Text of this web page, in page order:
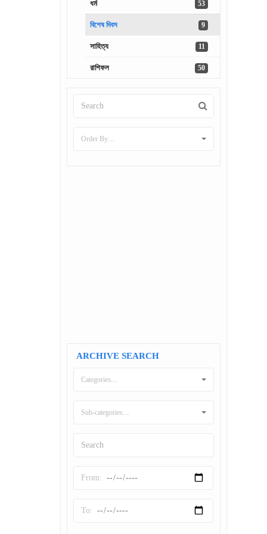
ধর্ম 53
বিশেষ দিবস 9
সাহিত্য 11
রাশিফল 50
Order By....
ARCHIVE SEARCH
Categories....
Sub-categories....